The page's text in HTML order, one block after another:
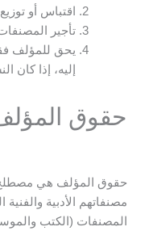
اقتباس أو
تأجير
يحق للمؤلف
إليه، إذا كان
حقوق
حقوق المؤلف هي
مصنفاتهم الأدبية
المصنفات (الكتب